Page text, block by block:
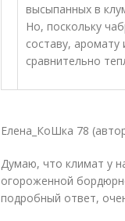
высыпанных в
Но, поскольку
составу,
сравнительно
Елена_КоШка 78
Думаю, что климат у
огороженной
подробный ответ,